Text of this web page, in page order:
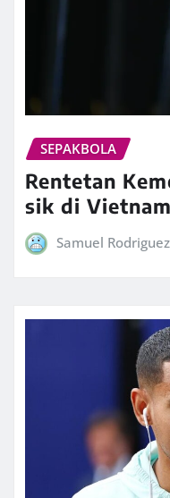
SEPAKBOLA
Rentetan
sik di
Samuel Rodriguez